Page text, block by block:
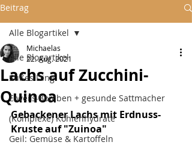
Beitrag
Alle Blogartikel
Süßes Ding
Eiweiß-Bomben + gesunde Sattmacher
(Komplexe) Kohlenhydrate
Geil: Gemüse & Kartoffeln
Alle Blogartikel
Lachs auf Zucchini-
Quinoa
Michaelas
22. Aug. 2021
Gebackener Lachs mit Erdnuss-
Kruste auf "Zuinoa"